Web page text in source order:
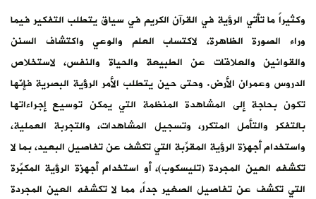
وكثيراً ما تأتي الرؤية في القرآن الكريم في سياق يتطلب التفكير فيما
وراء الصورة الظاهرة، لاكتساب العلم والوعي واكتشاف السنن
والقوانين والعلاقات عن الطبيعة والحياة والنفس، لاستخلاص
الدروس وعمران الأرض. وحتى حين يتطلب الأمر الرؤية البصرية فإنّها
تكون بحاجة إلى المشاهدة المنظمة التي يمكن توسيع إجراءاتها
بالتفكر والتأمل المتكرر، وتسجيل المشاهدات، والتجربة العملية،
واستخدام أجهزة الرؤية المقرِّبة التي تكشف عن تفاصيل البعيد، بما لا
تكشفه العين المجردة (تليسكوب)، أو استخدام أجهزة الرؤية المكبِّرة
التي تكشف عن تفاصيل الصغير جداً، مما لا تكشفه العين المجردة